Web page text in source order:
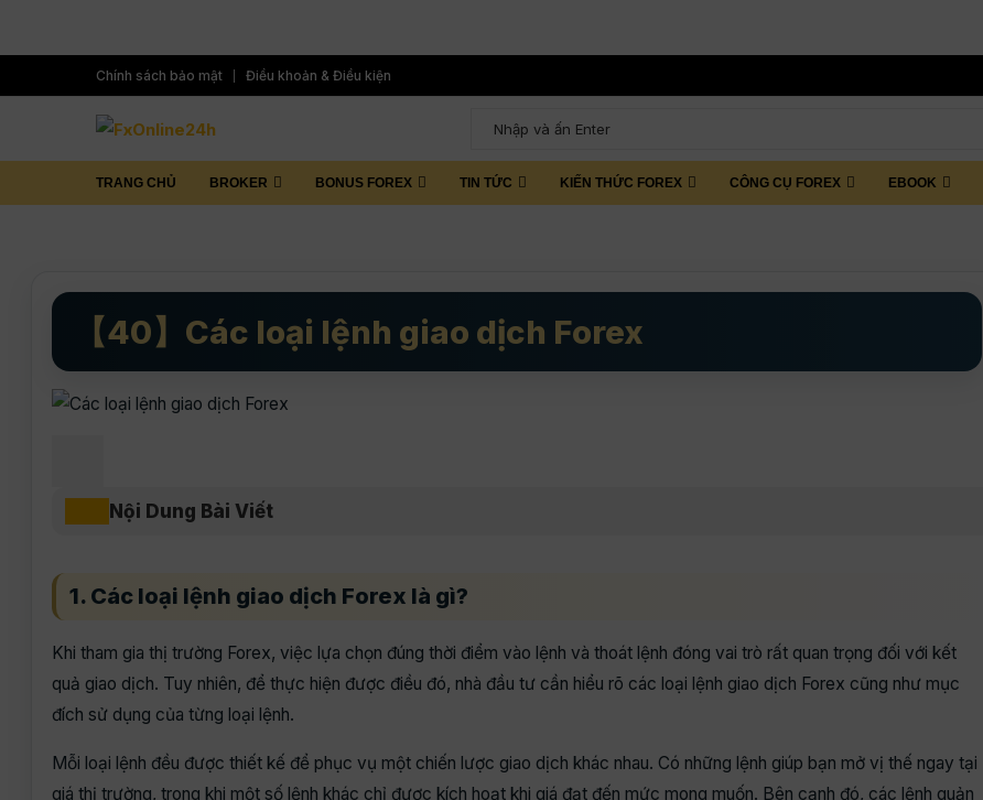
Chính sách bảo mật Điều khoản & Điều kiện
TRANG CHỦ BROKER BONUS FOREX TIN TỨC KIẾN THỨC FOREX CÔNG CỤ FOREX EBOOK
【40】Các loại lệnh giao dịch Forex
Nội Dung Bài Viết
1. Các loại lệnh giao dịch Forex là gì?
Khi tham gia thị trường Forex, việc lựa chọn đúng thời điểm vào lệnh và thoát lệnh đóng vai trò rất quan trọng đối với kết
quả giao dịch. Tuy nhiên, để thực hiện được điều đó, nhà đầu tư cần hiểu rõ các loại lệnh giao dịch Forex cũng như mục
đích sử dụng của từng loại lệnh.
Mỗi loại lệnh đều được thiết kế để phục vụ một chiến lược giao dịch khác nhau. Có những lệnh giúp bạn mở vị thế ngay tại
giá thị trường, trong khi một số lệnh khác chỉ được kích hoạt khi giá đạt đến mức mong muốn. Bên cạnh đó, các lệnh quản